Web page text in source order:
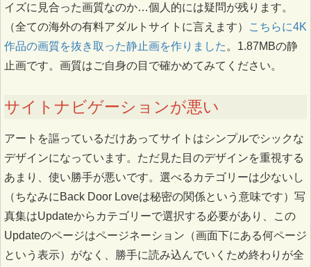
イズに見合った画質なのか…個人的には疑問が残ります。
（全ての海外の有料アダルトサイトに言えます）
こちらに4K
作品の画質を抜き取った静止画を作りました 。1.87MBの静
止画です。画質はご自身の目で確かめてみてください。
サイトナビゲーションが悪い
アートを謳っているだけあってサイトはシンプルでシックな
デザインになっています。ただ見た目のデザインを重視する
あまり、使い勝手が悪いです。選べるカテゴリーは少ないし
（ちなみにBack Door Loveは秘密の関係という意味です）写
真集はUpdateからカテゴリーで選択する必要があり、この
Updateのページはページネーション（画面下にある何ページ
という表示）がなく、勝手に読み込んでいくため終わりが全